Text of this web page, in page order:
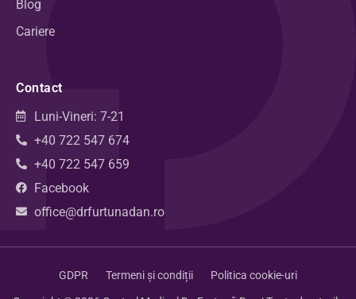
Blog
Cariere
Contact
Luni-Vineri: 7-21
+40 722 547 674
+40 722 547 659
Facebook
office@drfurtunadan.ro
GDPR Termeni și condiții Politica cookie-uri